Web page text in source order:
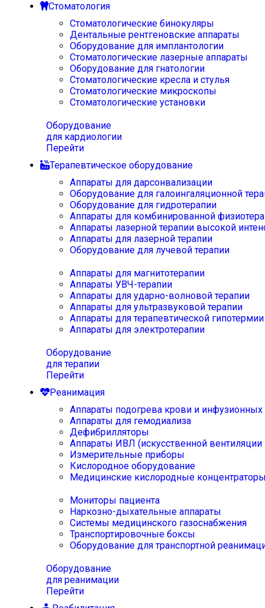
Стоматология
Стоматологические бинокуляры
Дентальные рентгеновские аппараты
Оборудование для имплантологии
Стоматологические лазерные аппараты
Оборудование для гнатологии
Стоматологические кресла и стулья
Стоматологические микроскопы
Стоматологические установки
Оборудование
для кардиологии
Перейти
Терапевтическое оборудование
Аппараты для дарсонвализации
Оборудование для галоингаляционной
Оборудование для гидротерапии
Аппараты для комбинированной
Аппараты лазерной терапии высокой
Аппараты для лазерной терапии
Оборудование для лучевой терапии
Аппараты для магнитотерапии
Аппараты УВЧ-терапии
Аппараты для ударно-волновой терапии
Аппараты для ультразвуковой терапии
Аппараты для терапевтической
Аппараты для электротерапии
Оборудование
для терапии
Перейти
Реанимация
Аппараты подогрева крови и инфузионных
Аппараты для гемодиализа
Дефибрилляторы
Аппараты ИВЛ (искусственной вентиляции
Измерительные приборы
Кислородное оборудование
Медицинские кислородные
Мониторы пациента
Наркозно-дыхательные аппараты
Системы медицинского газоснабжения
Транспортировочные боксы
Оборудование для транспортной
Оборудование
для реанимации
Перейти